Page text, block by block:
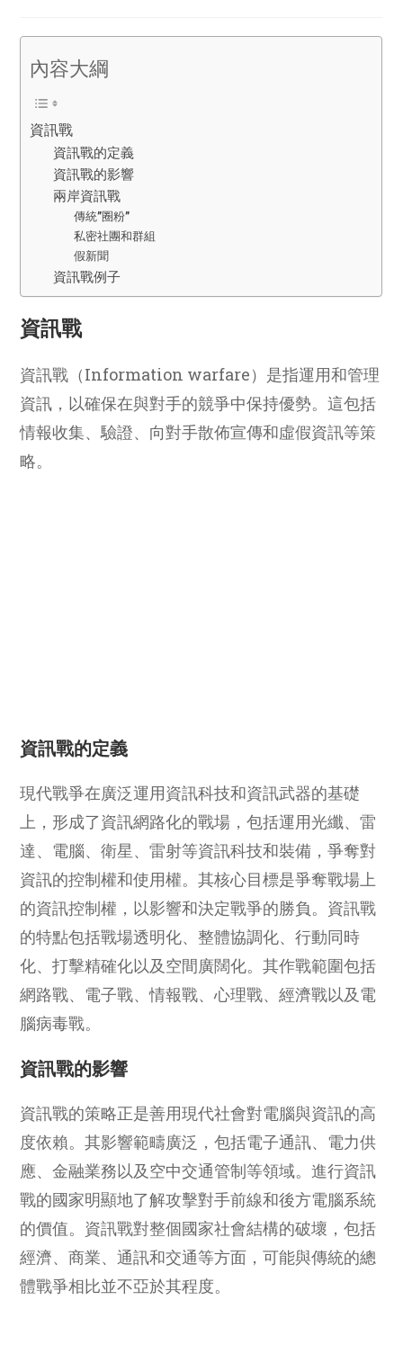
內容大綱
資訊戰
資訊戰的定義
資訊戰的影響
兩岸資訊戰
傳統”圈粉”
私密社團和群組
假新聞
資訊戰例子
資訊戰
資訊戰（Information warfare）是指運用和管理
資訊，以確保在與對手的競爭中保持優勢。這包括
情報收集、驗證、向對手散佈宣傳和虛假資訊等策
略。
資訊戰的定義
現代戰爭在廣泛運用資訊科技和資訊武器的基礎
上，形成了資訊網路化的戰場，包括運用光纖、雷
達、電腦、衛星、雷射等資訊科技和裝備，爭奪對
資訊的控制權和使用權。其核心目標是爭奪戰場上
的資訊控制權，以影響和決定戰爭的勝負。資訊戰
的特點包括戰場透明化、整體協調化、行動同時
化、打擊精確化以及空間廣闊化。其作戰範圍包括
網路戰、電子戰、情報戰、心理戰、經濟戰以及電
腦病毒戰。
資訊戰的影響
資訊戰的策略正是善用現代社會對電腦與資訊的高
度依賴。其影響範疇廣泛，包括電子通訊、電力供
應、金融業務以及空中交通管制等領域。進行資訊
戰的國家明顯地了解攻擊對手前線和後方電腦系統
的價值。資訊戰對整個國家社會結構的破壞，包括
經濟、商業、通訊和交通等方面，可能與傳統的總
體戰爭相比並不亞於其程度。